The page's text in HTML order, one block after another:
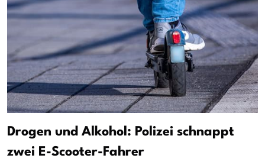
Drogen und Alkohol: Polizei schnappt
zwei E-Scooter-Fahrer